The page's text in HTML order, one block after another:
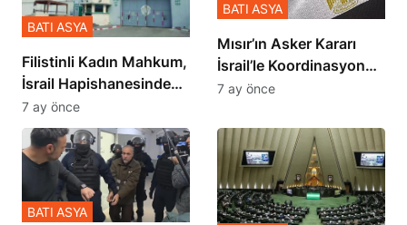
Filistinli Kadın Mahkum,
İsrail Hapishanesindeki
Zulmü Anlattı
BATI ASYA
7 ay önce
Mısır’ın Asker Kararı
İsrail’le Koordinasyon
İçinde Gerçekleşmiş
BATI ASYA
7 ay önce
BATI ASYA